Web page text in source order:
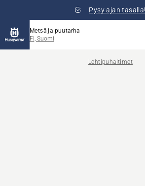
Pysy ajan tasalla!
Metsä ja puutarha
FI, Suomi
Lehtipuhaltimet